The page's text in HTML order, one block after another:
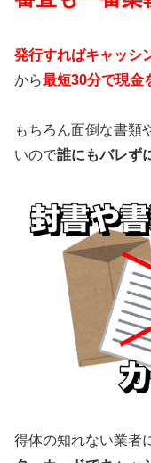
発行すればキャッシ
から最短30分で現金
もちろん面倒な書類
いので誰にもバレず
得体の知れない業者